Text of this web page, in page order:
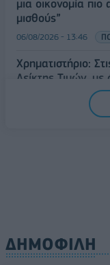
μια οικονομία
μισθούς”
06/08/2026 - 13:46
Χρηματιστήριο:
Δείκτης Τιμών,
ΔΗΜΟΦΙΛΗ